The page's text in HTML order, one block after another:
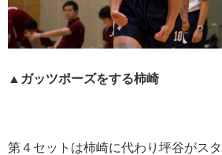
▲ガッツポーズをする柿崎
第４セットは柿崎に代わり坪谷がス